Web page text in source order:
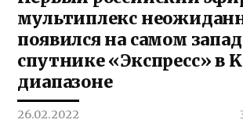
мультиплекс
появился на самом
спутнике «Экспресс» в
диапазоне
26.02.2022